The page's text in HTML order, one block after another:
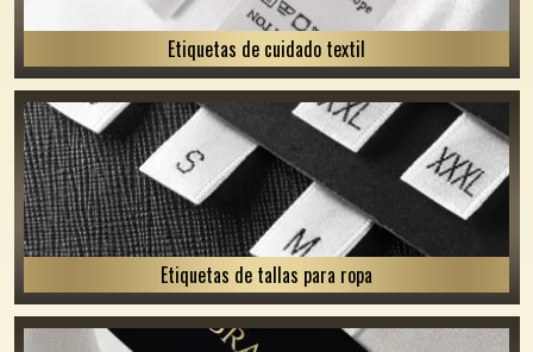
Etiquetas de cuidado textil
Etiquetas de tallas para ropa